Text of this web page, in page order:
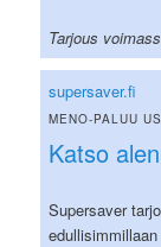
Tarjous
supersaver.fi
MENO-PALUU
Katso
Supersaver